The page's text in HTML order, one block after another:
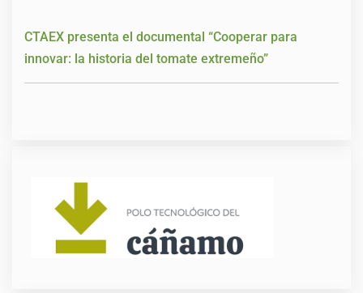
CTAEX presenta el documental “Cooperar para
innovar: la historia del tomate extremeño”